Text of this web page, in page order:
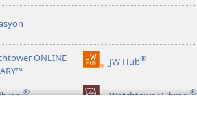
ONLINE
JW Hub®
(may
na
® Watchtower Library®